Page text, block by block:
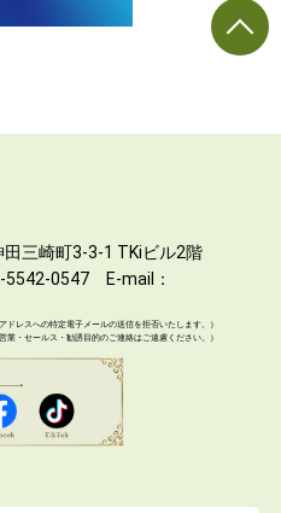
三崎町3-3-1 TKiビル2階
5542-0547 E-mail：
ドレスへの特定電子メールの送信を拒否いたします。）
営業・セールス・勧誘目的のご連絡はご遠慮ください。）